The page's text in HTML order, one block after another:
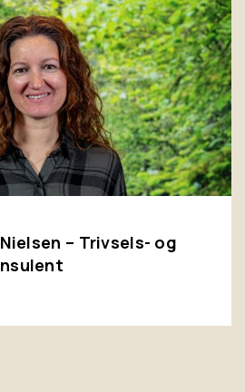
– Trivsels- og